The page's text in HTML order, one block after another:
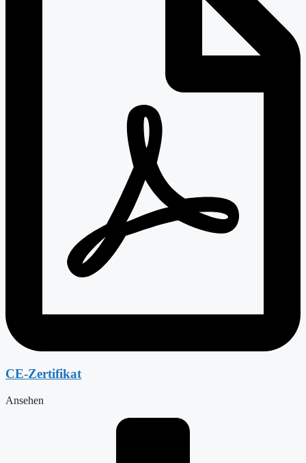
CE-Zertifikat
Ansehen